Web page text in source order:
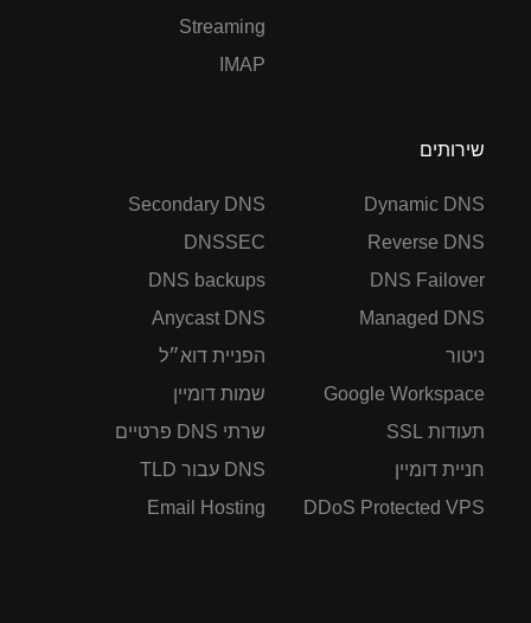
Streaming
IMAP
שירותים
Dynamic DNS
Reverse DNS
DNS Failover
Managed DNS
ניטור
Google Workspace
תעודות SSL
חניית דומיין
DDoS Protected VPS
Secondary DNS
DNSSEC
DNS backups
Anycast DNS
הפניית דוא״ל
שמות דומיין
שרתי DNS פרטיים
DNS עבור TLD
Email Hosting